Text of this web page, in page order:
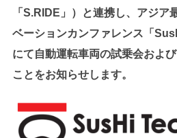
「S.RIDE」）と連携し、アジア
ベーションカンファレンス「
にて自動運転車両の試乗会およ
ことをお知らせします。